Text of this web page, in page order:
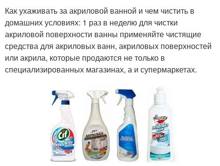
Как ухаживать за акриловой ванной и чем чистить в
домашних условиях: 1 раз в неделю для чистки
акриловой поверхности ванны применяйте чистящие
средства для акриловых ванн, акриловых поверхностей
или акрила, которые продаются не только в
специализированных магазинах, а и супермаркетах.